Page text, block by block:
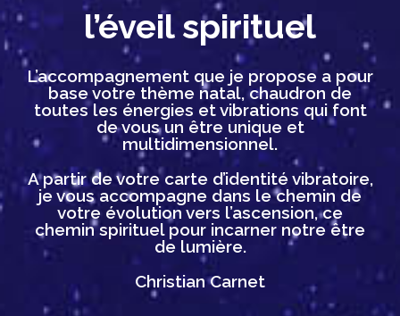
l’éveil spirituel
L’accompagnement que je propose a pour
base votre thème natal, chaudron de
toutes les énergies et vibrations qui font
de vous un être unique et
multidimensionnel.
A partir de votre carte d’identité vibratoire,
je vous accompagne dans le chemin de
votre évolution vers l’ascension, ce
chemin spirituel pour incarner notre être
de lumière.
Christian Carnet